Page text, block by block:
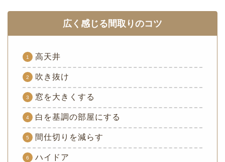
広く感じる間取りのコツ
高天井
吹き抜け
窓を大きくする
白を基調の部屋にする
間仕切りを減らす
ハイドア